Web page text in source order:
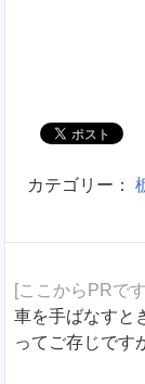
カテゴリー：
[ここからPRで
車を手ばなすと
ってご存じです